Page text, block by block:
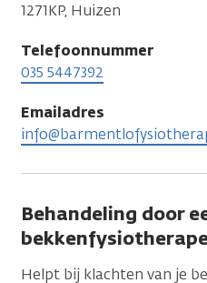
1271KP, Huizen
Telefoonnummer
035 5447392
Emailadres
Behandeling door
Helpt bij klachten van je